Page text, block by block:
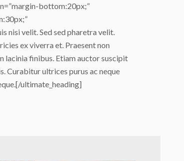
bottom:20px;”
nisi velit. Sed sed pharetra velit.
ex viverra et. Praesent non
lacinia finibus. Etiam auctor suscipit
Curabitur ultrices purus ac neque
ultimate_heading]